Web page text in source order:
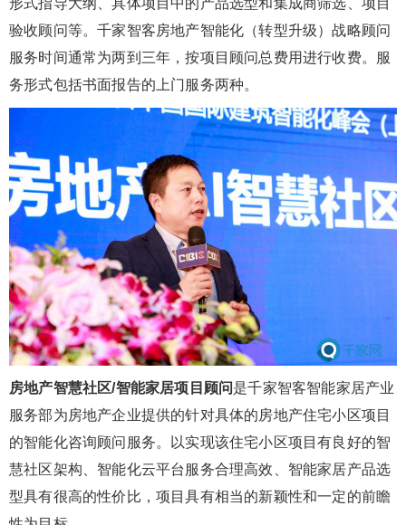
形式指导大纲、具体项目中的产品选型和集成商筛选、项目
验收顾问等。千家智客房地产智能化（转型升级）战略顾问
服务时间通常为两到三年，按项目顾问总费用进行收费。服
务形式包括书面报告的上门服务两种。
房地产智慧社区/智能家居项目顾问是千家智客智能家居产业
服务部为房地产企业提供的针对具体的房地产住宅小区项目
的智能化咨询顾问服务。以实现该住宅小区项目有良好的智
慧社区架构、智能化云平台服务合理高效、智能家居产品选
型具有很高的性价比，项目具有相当的新颖性和一定的前瞻